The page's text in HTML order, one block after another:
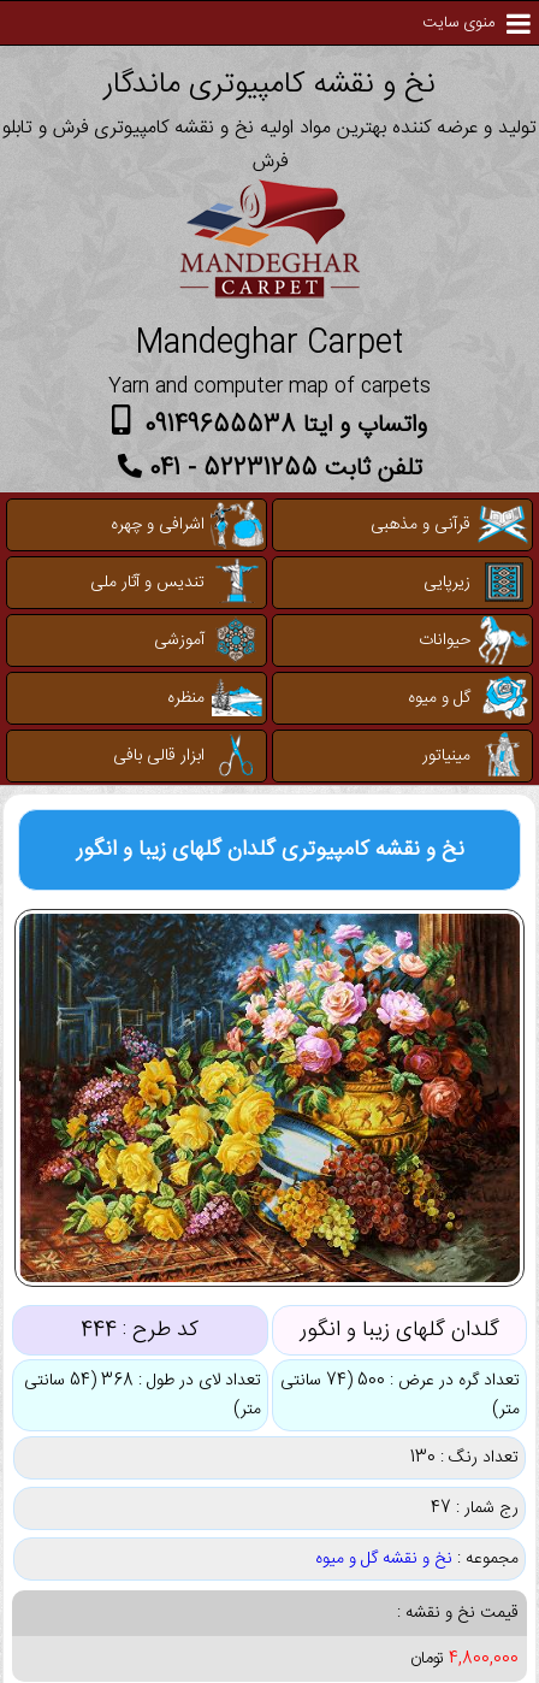
منوی سایت
نخ و نقشه کامپیوتری ماندگار
تولید و عرضه کننده بهترین مواد اولیه نخ و نقشه کامپیوتری فرش و تابلو
فرش
Mandeghar Carpet
Yarn and computer map of carpets
واتساپ و ایتا 09149655538
تلفن ثابت 52231255 - 041
قرآنی و مذهبی
اشرافی و چهره
زیرپایی
تندیس و آثار ملی
حیوانات
آموزشی
گل و میوه
منظره
مینیاتور
ابزار قالی بافی
نخ و نقشه کامپیوتریگلدان گلهای زیبا و انگور
گلدان گلهای زیبا و انگور کد طرح :444
تعداد گره در عرض : 500 (74 سانتی
متر)
تعداد لای در طول : 368 (54 سانتی
متر)
تعداد رنگ : 130
رج شمار : 47
مجموعه : نخ و نقشه گل و میوه
قیمت نخ و نقشه :
4,800,000 تومان